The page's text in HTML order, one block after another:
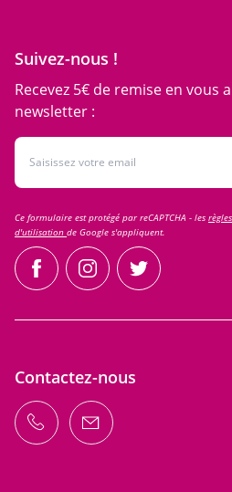
Suivez-nous !
Recevez 5€ de remise en vous
newsletter :
Adresse email
Ce formulaire est protégé par reCAPTCHA - les
d'utilisation de Google s'appliquent.
facebookinstagramtwitter
Contactez-nous